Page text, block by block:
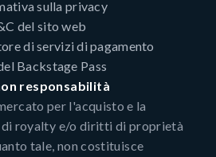
sulla privacy
del sito web
di servizi di pagamento
Backstage Pass
responsabilità
per l'acquisto e la
royalty e/o diritti di proprietà
tale, non costituisce